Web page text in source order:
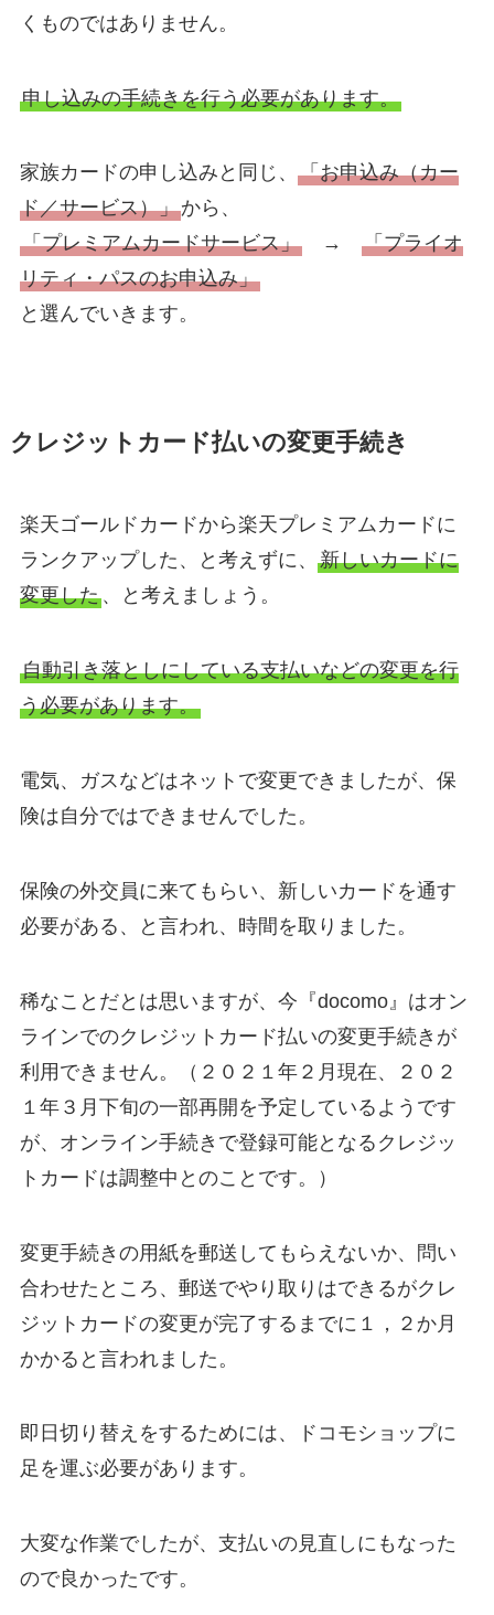
くものではありません。
申し込みの手続きを行う必要があります。
家族カードの申し込みと同じ、 「お申込み（カー
ド／サービス）」から、
「プレミアムカードサービス」→ 「プライオ
リティ・パスのお申込み」
と選んでいきます。
クレジットカード払いの変更手続き
楽天ゴールドカードから楽天プレミアムカードに
ランクアップした、と考えずに、 新しいカードに
変更した、と考えましょう。
自動引き落としにしている支払いなどの変更を行
う必要があります。
電気、ガスなどはネットで変更できましたが、保
険は自分ではできませんでした。
保険の外交員に来てもらい、新しいカードを通す
必要がある、と言われ、時間を取りました。
稀なことだとは思いますが、今『docomo』はオン
ラインでのクレジットカード払いの変更手続きが
利用できません。（２０２１年２月現在、２０２
１年３月下旬の一部再開を予定しているようです
が、オンライン手続きで登録可能となるクレジッ
トカードは調整中とのことです。）
変更手続きの用紙を郵送してもらえないか、問い
合わせたところ、郵送でやり取りはできるがクレ
ジットカードの変更が完了するまでに１，２か月
かかると言われました。
即日切り替えをするためには、ドコモショップに
足を運ぶ必要があります。
大変な作業でしたが、支払いの見直しにもなった
ので良かったです。